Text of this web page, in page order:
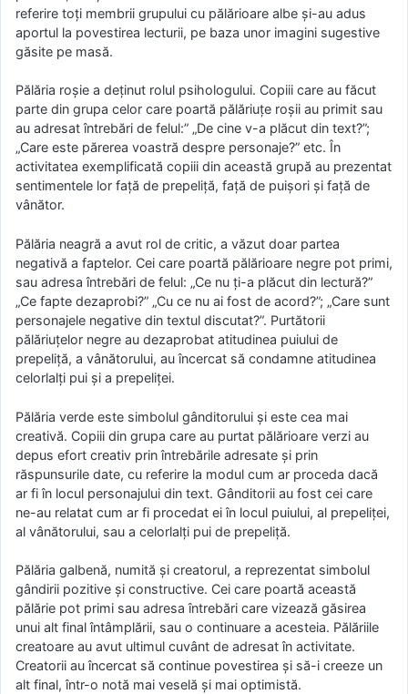
referire toţi membrii grupului cu pălărioare albe şi-au adus
aportul la povestirea lecturii, pe baza unor imagini sugestive
găsite pe masă.
Pălăria roşie a deţinut rolul psihologului. Copiii care au făcut
parte din grupa celor care poartă pălăriuţe roşii au primit sau
au adresat întrebări de felul:” „De cine v-a plăcut din text?”;
„Care este părerea voastră despre personaje?” etc. În
activitatea exemplificată copiii din această grupă au prezentat
sentimentele lor faţă de prepeliţă, faţă de puişori şi faţă de
vânător.
Pălăria neagră a avut rol de critic, a văzut doar partea
negativă a faptelor. Cei care poartă pălărioare negre pot primi,
sau adresa întrebări de felul: „Ce nu ţi-a plăcut din lectură?”
„Ce fapte dezaprobi?” „Cu ce nu ai fost de acord?”; „Care sunt
personajele negative din textul discutat?”. Purtătorii
pălăriuţelor negre au dezaprobat atitudinea puiului de
prepeliţă, a vânătorului, au încercat să condamne atitudinea
celorlalți pui şi a prepeliţei.
Pălăria verde este simbolul gânditorului şi este cea mai
creativă. Copiii din grupa care au purtat pălărioare verzi au
depus efort creativ prin întrebările adresate şi prin
răspunsurile date, cu referire la modul cum ar proceda dacă
ar fi în locul personajului din text. Gânditorii au fost cei care
ne-au relatat cum ar fi procedat ei în locul puiului, al prepeliţei,
al vânătorului, sau a celorlalți pui de prepeliţă.
Pălăria galbenă, numită şi creatorul, a reprezentat simbolul
gândirii pozitive şi constructive. Cei care poartă această
pălărie pot primi sau adresa întrebări care vizează găsirea
unui alt final întâmplării, sau o continuare a acesteia. Pălăriile
creatoare au avut ultimul cuvânt de adresat în activitate.
Creatorii au încercat să continue povestirea şi să-i creeze un
alt final, într-o notă mai veselă şi mai optimistă.